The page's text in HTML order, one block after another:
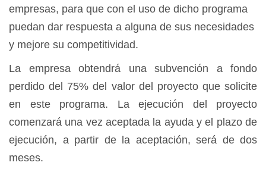
empresas, para que con el uso de dicho programa
puedan dar respuesta a alguna de sus necesidades
y mejore su competitividad.
La empresa obtendrá una subvención a fondo
perdido del 75% del valor del proyecto que solicite
en este programa. La ejecución del proyecto
comenzará una vez aceptada la ayuda y el plazo de
ejecución, a partir de la aceptación, será de dos
meses.